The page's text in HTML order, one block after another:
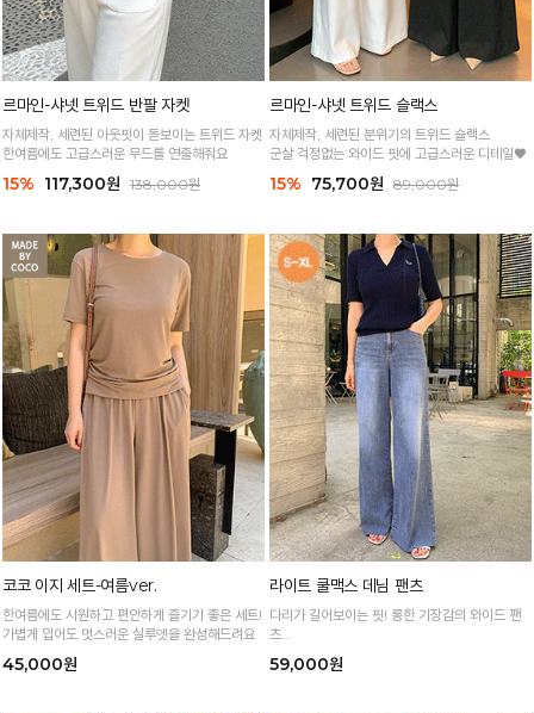
르마인-샤넷 트위드 반팔 자켓
자체제작, 세련된 아웃핏이 돋보이는 트위드 자켓
한여름에도 고급스러운 무드를 연출해줘요
15% 117,300원 138,000원
르마인-샤넷 트위드 슬랙스
자체제작, 세련된 분위기의 트위드 슬랙스
군살 걱정없는 와이드 핏에 고급스러운 디테일♥
15% 75,700원 89,000원
코코 이지 세트-여름ver.
한여름에도 시원하고 편안하게 즐기기 좋은 세트!
가볍게 입어도 멋스러운 실루엣을 완성해드려요
45,000원
라이트 쿨맥스 데님 팬츠
다리가 길어보이는 핏! 롱한 기장감의 와이드 팬
츠
워싱 포인트로 밋밋해 보이는 코디에 스타일 업!
59,000원